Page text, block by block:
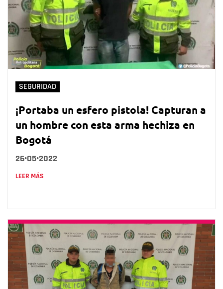
SEGURIDAD
¡Portaba un esfero pistola! Capturan a
un hombre con esta arma hechiza en
Bogotá
26•05•2022
LEER MÁS